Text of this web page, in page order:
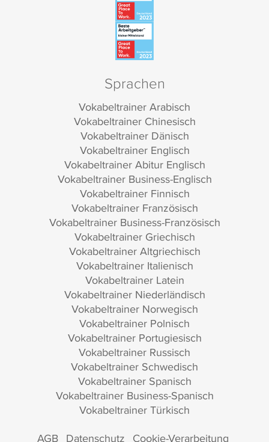
Sprachen
Vokabeltrainer Arabisch
Vokabeltrainer Chinesisch
Vokabeltrainer Dänisch
Vokabeltrainer Englisch
Vokabeltrainer Abitur Englisch
Vokabeltrainer Business-Englisch
Vokabeltrainer Finnisch
Vokabeltrainer Französisch
Vokabeltrainer Business-Französisch
Vokabeltrainer Griechisch
Vokabeltrainer Altgriechisch
Vokabeltrainer Italienisch
Vokabeltrainer Latein
Vokabeltrainer Niederländisch
Vokabeltrainer Norwegisch
Vokabeltrainer Polnisch
Vokabeltrainer Portugiesisch
Vokabeltrainer Russisch
Vokabeltrainer Schwedisch
Vokabeltrainer Spanisch
Vokabeltrainer Business-Spanisch
Vokabeltrainer Türkisch
AGB Datenschutz Cookie-Verarbeitung